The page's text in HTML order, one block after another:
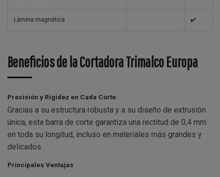
Lámina magnética ✔️
Beneficios de la Cortadora Trimalco Europa
Precisión y Rigidez en Cada Corte
Gracias a su estructura robusta y a su diseño de extrusión
única, esta barra de corte garantiza una rectitud de 0,4 mm
en toda su longitud, incluso en materiales más grandes y
delicados.
Principales Ventajas